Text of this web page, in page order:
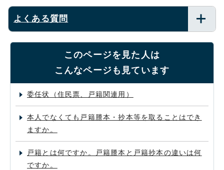
よくある質問
このページを見た人は
こんなページも見ています
委任状（住民票、戸籍関連用）
本人でなくても戸籍謄本・抄本等を取ることはでき
ますか。
戸籍とは何ですか。戸籍謄本と戸籍抄本の違いは何
ですか。